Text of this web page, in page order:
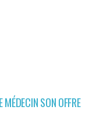
SON OFFRE